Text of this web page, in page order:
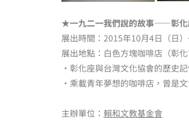
★一九二一我們說的故事——彰
展出時間：2015年10月4日（日）
展出地點：白色方塊咖啡店（彰化
•彰化座與台灣文化協會的歷史
•乘載青年夢想的咖啡店，曾是
主辦單位： 賴和文教基金會